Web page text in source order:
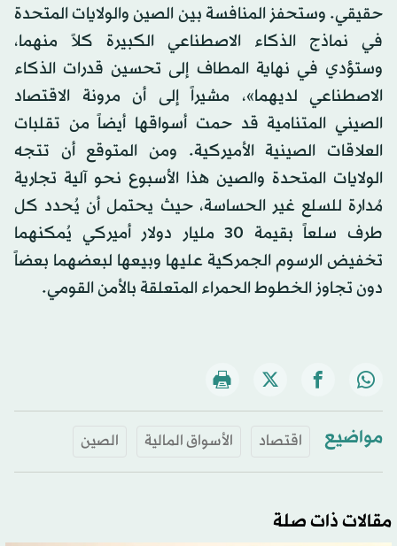
حقيقي. وستحفز المنافسة بين الصين والولايات المتحدة
في نماذج الذكاء الاصطناعي الكبيرة كلاً منهما،
وستؤدي في نهاية المطاف إلى تحسين قدرات الذكاء
الاصطناعي لديهما»، مشيراً إلى أن مرونة الاقتصاد
الصيني المتنامية قد حمت أسواقها أيضاً من تقلبات
العلاقات الصينية الأميركية. ومن المتوقع أن تتجه
الولايات المتحدة والصين هذا الأسبوع نحو آلية تجارية
مُدارة للسلع غير الحساسة، حيث يحتمل أن يُحدد كل
طرف سلعاً بقيمة 30 مليار دولار أميركي يُمكنهما
تخفيض الرسوم الجمركية عليها وبيعها لبعضهما بعضاً
دون تجاوز الخطوط الحمراء المتعلقة بالأمن القومي.
مواضيع اقتصاد الأسواق المالية الصين
مقالات ذات صلة